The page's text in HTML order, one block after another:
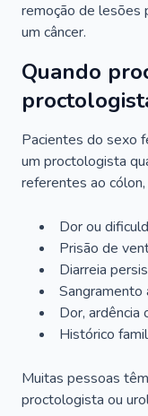
remoção de lesões
um câncer.
Quando
Pacientes do sexo
um proctologista
referentes ao
Dor ou
Prisão de
Diarreia
Sangramento
Dor, ardência
Histórico
Muitas pessoas
proctologista ou